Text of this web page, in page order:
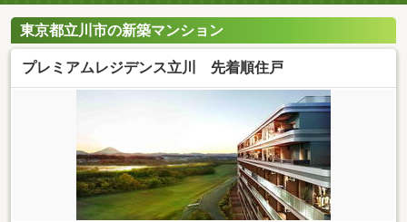
東京都立川市の新築マンション
プレミアムレジデンス立川 先着順住戸